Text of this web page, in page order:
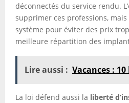
déconnectés du service rendu.
supprimer ces professions,
système pour éviter des prix
meilleure répartition des
Lire aussi : Vacances :
La loi défend aussi la liberté